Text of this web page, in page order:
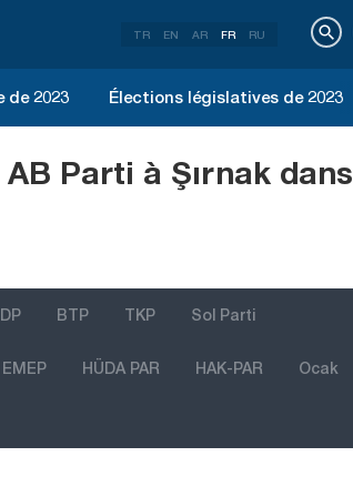
TR EN AR FR RU
de 2023 Élections législatives de 2023
Parti à Şırnak dans
DP BTP TKP Sol Parti
EMEP HÜDA PAR HAK-PAR Ocak